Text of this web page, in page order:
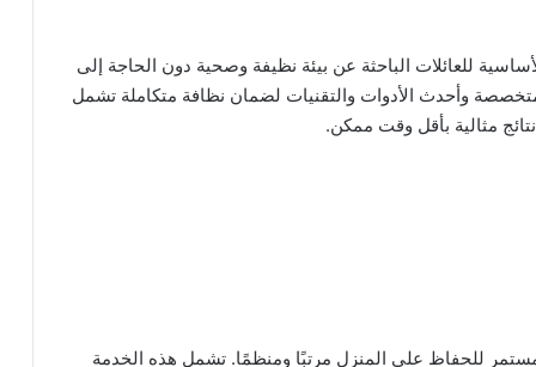
للعائلات الباحثة عن بيئة نظيفة وصحية دون الحاجة إلى
وأحدث الأدوات والتقنيات لضمان نظافة متكاملة تشمل
مثالية بأقل وقت ممكن.
للحفاظ على المنزل مرتبًا ومنظمًا. تشمل هذه الخدمة